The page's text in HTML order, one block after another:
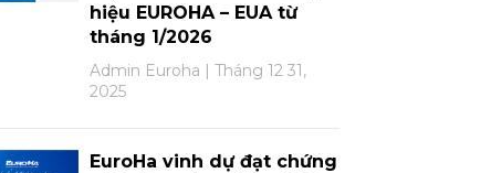
hiệu EUROHA – EUA từ
tháng 1/2026
Admin Euroha
Tháng 12 31,
2025
EuroHa vinh dự đạt chứng